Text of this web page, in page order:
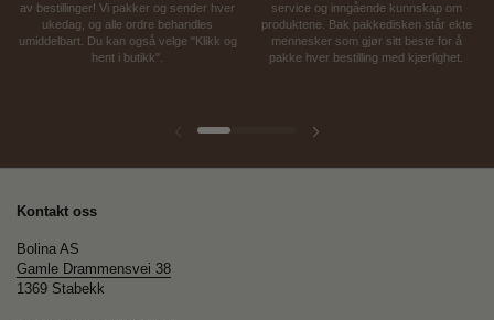
av bestillinger! Vi pakker og sender hver
ukedag, og alle ordre behandles
umiddelbart. Du kan også velge "Klikk og
hent i butikk".
service og inngående kunnskap om
produktene. Bak pakkedisken står ekte
mennesker som gjør sitt beste for å
pakke hver bestilling med kjærlighet.
Forrige lysbilde
Kontakt oss
Bolina AS
Gamle Drammensvei 38
1369 Stabekk